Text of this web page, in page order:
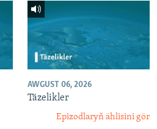
AWGUST 06, 2026
Täzelikler
Epizodlaryň ählisini gör